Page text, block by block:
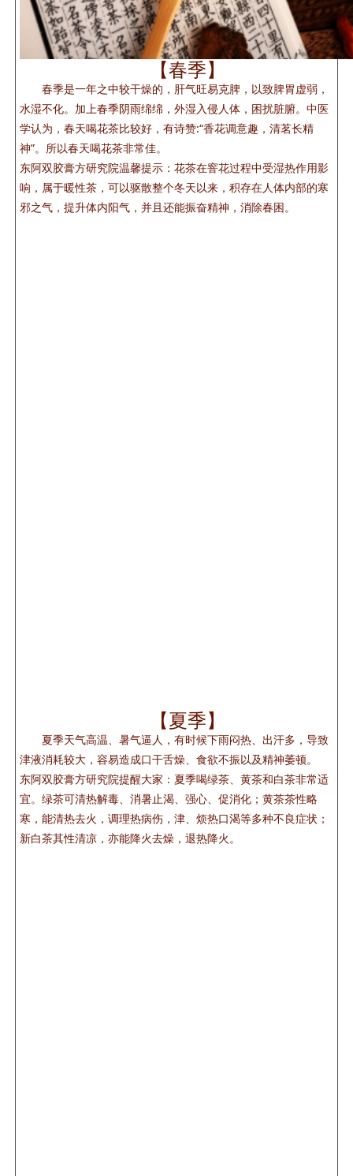
【春季】
春季是一年之中较干燥的，肝气旺易克脾，以致脾胃虚弱，
水湿不化。加上春季阴雨绵绵，外湿入侵人体，困扰脏腑。中医
学认为，春天喝花茶比较好，有诗赞:“香花调意趣，清茗长精
神”。所以春天喝花茶非常佳。
东阿双胶膏方研究院温馨提示：花茶在窨花过程中受湿热作用影
响，属于暖性茶，可以驱散整个冬天以来，积存在人体内部的寒
邪之气，提升体内阳气，并且还能振奋精神，消除春困。
【夏季】
夏季天气高温、暑气逼人，有时候下雨闷热、出汗多，导致
津液消耗较大，容易造成口干舌燥、食欲不振以及精神萎顿。
东阿双胶膏方研究院提醒大家：夏季喝绿茶、黄茶和白茶非常适
宜。绿茶可清热解毒、消暑止渴、强心、促消化；黄茶茶性略
寒，能清热去火，调理热病伤，津、烦热口渴等多种不良症状；
新白茶其性清凉，亦能降火去燥，退热降火。